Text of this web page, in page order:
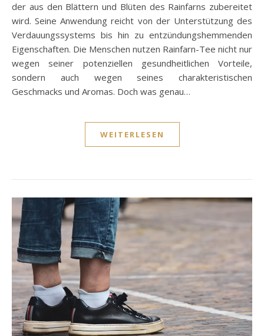
der aus den Blättern und Blüten des Rainfarns zubereitet
wird. Seine Anwendung reicht von der Unterstützung des
Verdauungssystems bis hin zu entzündungshemmenden
Eigenschaften. Die Menschen nutzen Rainfarn-Tee nicht nur
wegen seiner potenziellen gesundheitlichen Vorteile,
sondern auch wegen seines charakteristischen
Geschmacks und Aromas. Doch was genau…
WEITERLESEN